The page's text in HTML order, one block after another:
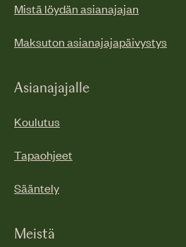
Mistä löydän asianajajan
Maksuton asianajajapäivystys
Asianajajalle
Koulutus
Tapaohjeet
Sääntely
Meistä